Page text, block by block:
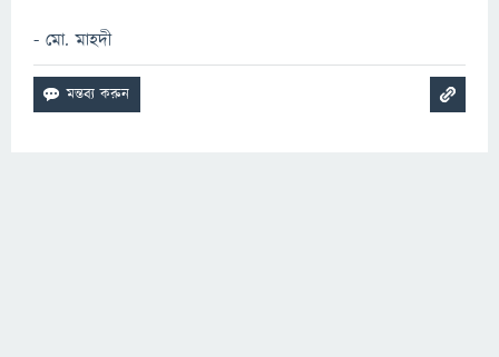
- মো. মাহদী